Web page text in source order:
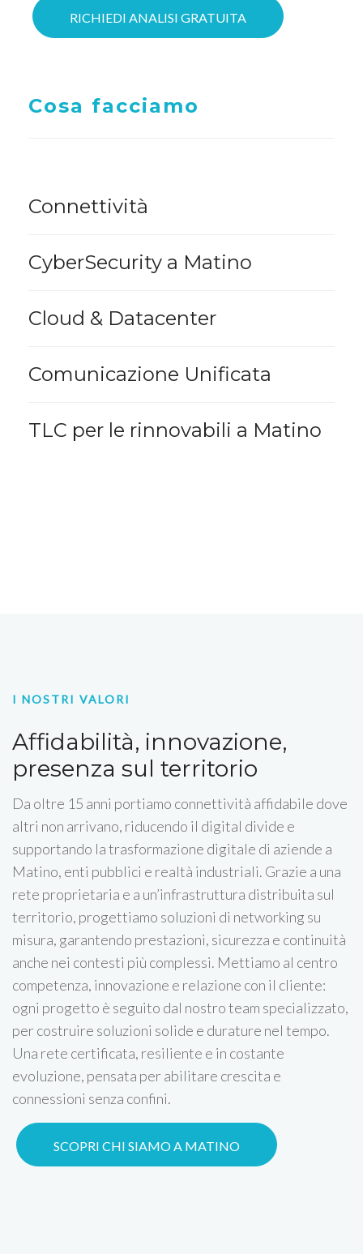
RICHIEDI ANALISI GRATUITA
Cosa facciamo
Connettività
CyberSecurity a Matino
Cloud & Datacenter
Comunicazione Unificata
TLC per le rinnovabili a Matino
I NOSTRI VALORI
Affidabilità, innovazione,
presenza sul territorio
Da oltre 15 anni portiamo connettività affidabile dove
altri non arrivano, riducendo il digital divide e
supportando la trasformazione digitale di aziende a
Matino, enti pubblici e realtà industriali. Grazie a una
rete proprietaria e a un’infrastruttura distribuita sul
territorio, progettiamo soluzioni di networking su
misura, garantendo prestazioni, sicurezza e continuità
anche nei contesti più complessi. Mettiamo al centro
competenza, innovazione e relazione con il cliente:
ogni progetto è seguito dal nostro team specializzato,
per costruire soluzioni solide e durature nel tempo.
Una rete certificata, resiliente e in costante
evoluzione, pensata per abilitare crescita e
connessioni senza confini.
SCOPRI CHI SIAMO A MATINO